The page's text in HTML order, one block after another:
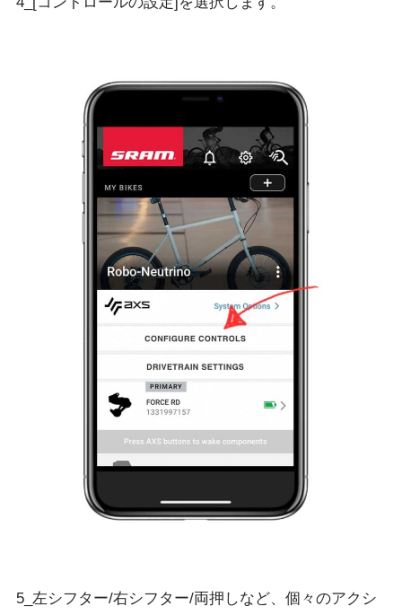
5_左シフター/右シフター/両押しなど、個々のアクシ